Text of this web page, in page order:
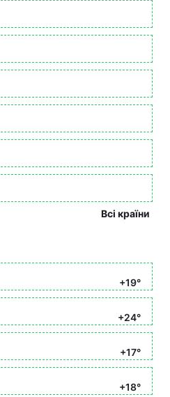
Всі країни
+19°
+24°
+17°
+18°